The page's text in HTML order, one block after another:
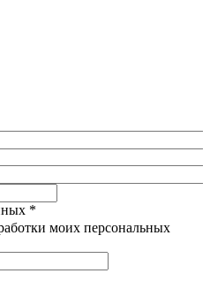
*
моих персональных